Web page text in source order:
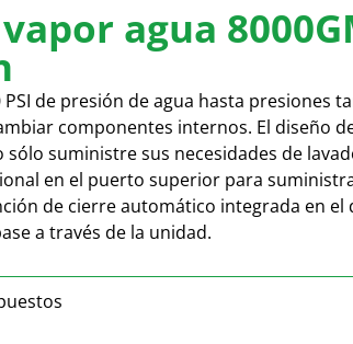
agua
de presión de agua hasta presiones
componentes internos. El diseño
suministre sus necesidades de
en el puerto superior para
de cierre automático integrada en el
a través de la unidad.